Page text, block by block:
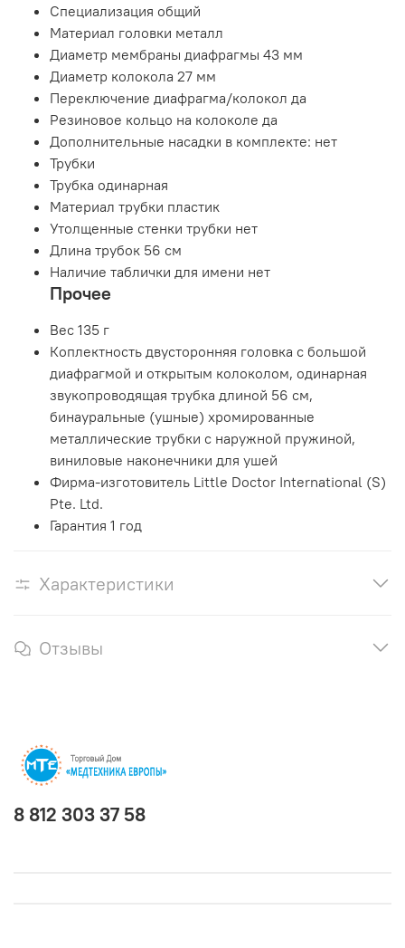
Специализация общий
Материал головки металл
Диаметр мембраны диафрагмы 43 мм
Диаметр колокола 27 мм
Переключение диафрагма/колокол да
Резиновое кольцо на колоколе да
Дополнительные насадки в комплекте: нет
Трубки
Трубка одинарная
Материал трубки пластик
Утолщенные стенки трубки нет
Длина трубок 56 см
Наличие таблички для имени нет
Прочее
Вес 135 г
Коплектность двусторонняя головка с большой
диафрагмой и открытым колоколом, одинарная
звукопроводящая трубка длиной 56 см,
бинауральные (ушные) хромированные
металлические трубки c наружной пружиной,
виниловые наконечники для ушей
Фирма-изготовитель Little Doctor International (S)
Pte. Ltd.
Гарантия 1 год
Характеристики
Отзывы
8 812 303 37 58